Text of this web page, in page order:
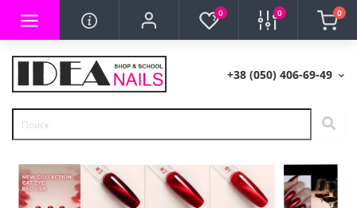
0 0 0
+38 (050) 406-69-49